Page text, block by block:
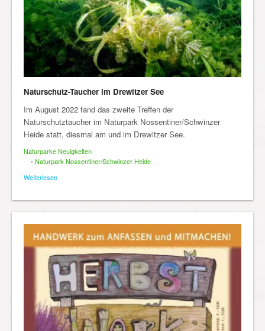
Naturschutz-Taucher im Drewitzer See
Im August 2022 fand das zweite Treffen der
Naturschutztaucher im Naturpark Nossentiner/Schwinzer
Heide statt, diesmal am und im Drewitzer See.
Naturparke Neuigkeiten
• Naturpark Nossentiner/Schwinzer Heide
Weiterlesen